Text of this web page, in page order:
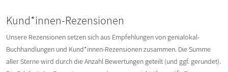
Kund*innen-Rezensionen
Unsere Rezensionen setzen sich aus Empfehlungen von genialokal-
Buchhandlungen und Kund*innen-Rezensionen zusammen. Die Summe
aller Sterne wird durch die Anzahl Bewertungen geteilt (und ggf. gerundet).